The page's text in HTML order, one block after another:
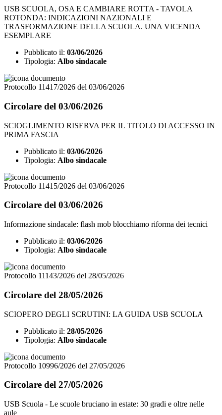
USB SCUOLA, OSA E CAMBIARE ROTTA - TAVOLA
ROTONDA: INDICAZIONI NAZIONALI E
TRASFORMAZIONE DELLA SCUOLA. UNA VICENDA
ESEMPLARE
Pubblicato il: 03/06/2026
Tipologia: Albo sindacale
Protocollo 11417/2026 del 03/06/2026
Circolare del 03/06/2026
SCIOGLIMENTO RISERVA PER IL TITOLO DI ACCESSO IN
PRIMA FASCIA
Pubblicato il: 03/06/2026
Tipologia: Albo sindacale
Protocollo 11415/2026 del 03/06/2026
Circolare del 03/06/2026
Informazione sindacale: flash mob blocchiamo riforma dei tecnici
Pubblicato il: 03/06/2026
Tipologia: Albo sindacale
Protocollo 11143/2026 del 28/05/2026
Circolare del 28/05/2026
SCIOPERO DEGLI SCRUTINI: LA GUIDA USB SCUOLA
Pubblicato il: 28/05/2026
Tipologia: Albo sindacale
Protocollo 10996/2026 del 27/05/2026
Circolare del 27/05/2026
USB Scuola - Le scuole bruciano in estate: 30 gradi e oltre nelle
aule